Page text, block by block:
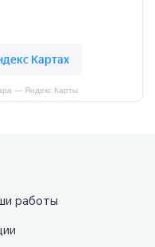
— Яндекс Карты
работы